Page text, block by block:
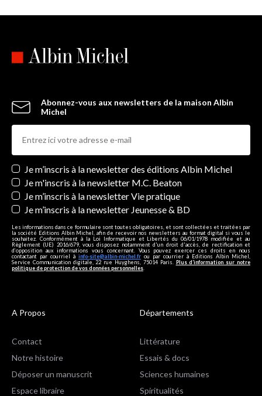
Abonnez-vous aux newsletters de la maison Albin
Michel
Newsletters
Je m’inscris à la newsletter des éditions Albin Michel
Je m'inscris à la newsletter M.C. Beaton
Je m’inscris à la newsletter Vie pratique
Je m’inscris à la newsletter Jeunesse & BD
Les informations dans ce formulaire sont toutes obligatoires, et sont collectées et traitées par
la société Editions Albin Michel, afin de recevoir nos newsletters au format digital si vous le
souhaitez. Conformément à la Loi Informatique et Libertés du 06/01/1978 modifiée et au
Règlement (UE) 2016/679, vous disposez notamment d'un droit d'accès, de rectification et
d’opposition aux informations vous concernant. Vous pouvez exercer ces droits en nous
contactant par courriel à info-site@albin-michel.fr ou par courrier à Editions Albin Michel,
Service Communication digitale, 22 rue Huyghens, 75014 Paris. Plus d’information sur notre
politique de protection de vos données personnelles
A Propos
Contact
Notre histoire
Déposer un manuscrit
Espace libraire
Départements
Littérature
Essais & docs
Sciences humaines
Spiritualités